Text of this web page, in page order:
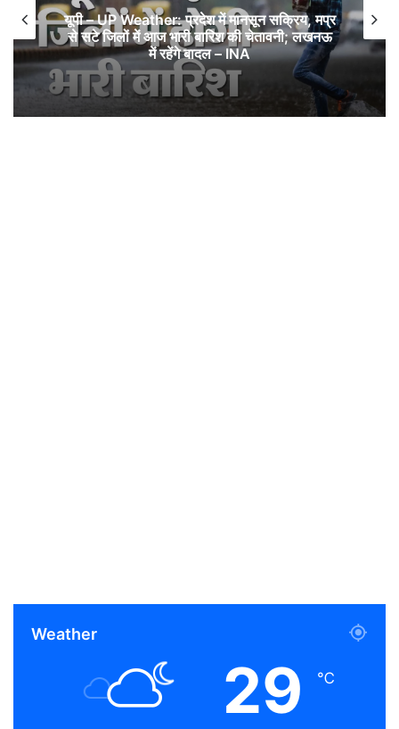
यूपी – UP Weather: प्रदेश में मानसून सक्रिय, मप्र
से सटे जिलों में आज भारी बारिश की चेतावनी; लखनऊ
में रहेंगे बादल – INA
Weather
29 ℃